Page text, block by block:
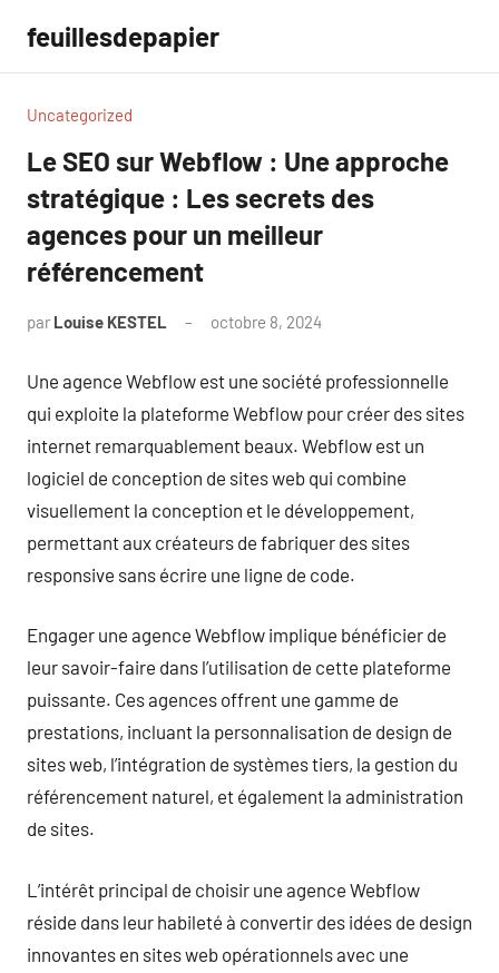
contenu
feuillesdepapier
Uncategorized
Le SEO sur Webflow : Une approche
stratégique : Les secrets des
agences pour un meilleur
référencement
par Louise KESTEL octobre 8, 2024
Une agence Webflow est une société professionnelle
qui exploite la plateforme Webflow pour créer des sites
internet remarquablement beaux. Webflow est un
logiciel de conception de sites web qui combine
visuellement la conception et le développement,
permettant aux créateurs de fabriquer des sites
responsive sans écrire une ligne de code.
Engager une agence Webflow implique bénéficier de
leur savoir-faire dans l’utilisation de cette plateforme
puissante. Ces agences offrent une gamme de
prestations, incluant la personnalisation de design de
sites web, l’intégration de systèmes tiers, la gestion du
référencement naturel, et également la administration
de sites.
L’intérêt principal de choisir une agence Webflow
réside dans leur habileté à convertir des idées de design
innovantes en sites web opérationnels avec une